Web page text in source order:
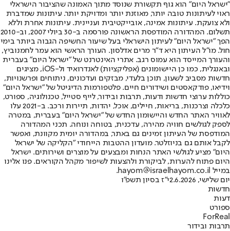
"ישראל היום" הוא גוף תקשורת שנוסד מתוך האמונה שהציבור הישראלי
ראוי לעיתונות טובה יותר, מאוזנת יותר ומדויקת יותר. עיתונות שמדברת
ולא צועקת. עיתונות אמינה, אובייקטיבית ועניינית. עיתונות אחרת וללא
תשלום. המהדורה המודפסת הראשונה פורסמה ב-30 ביולי 2007, וב-2010
הפך "ישראל היום" לעיתון הישראלי בעל שיעור החשיפה הגבוה ביותר בימי
חול. מו"ל העיתון היא ד"ר מרים אדלסון. העורך הראשי הוא עמר לחמנוביץ,
והעורך המייסד הוא עמוס רגב. אתרי האינטרנט של "ישראל היום" בעברית
ובאנגלית, כמו כן היישומונים (אפליקציות) לאנדרואיד ול-iOS, מציגים
חדשות מסביב לשעון, תוכן בלעדי, מבזקים ועדכונים, ניתוחים ופרשנויות,
וידיאו, פודקאסטים ושידורים חיים. פלטפורמות הדיגיטל של "ישראל היום"
כוללות ערוצי חדשות ודעות, תרבות ובידור, לייף סטייל, טכנולוגיה, ספורט,
כלכלה וצרכנות, בריאות, חיילים, אוכל, יהדות, תיירות ורכב. ב-2021 עלו
לאוויר האתר החדש והיישומון החדש של "ישראל היום" בעברית, במטרה
לספק לגולשים חוויה מהירה, עדכנית, בטוחה ונוחה. תכני המהדורה
המודפסת של העיתון זמינים גם באתר, במהדורה יומית מקוונת, ואפשר
לקבל אותם גם בניוזלטר. מועדון ההטבות הייחודי "הקליקה של ישראל
היום" מציע לגולשי האתר הנחות ומבצעים על מוצרים ושירותים. ישראל
היום פתוח להערות, לביקורת ולהצעות לשיפור מקהל הקוראים. פנו אלינו
במייל hayom@israelhayom.co.il.
יום שלישי, 2.6.2026
י"ז בסיון תשפ"ו
חדשות
דעות
ספורט
ForReal
תרבות ובידור